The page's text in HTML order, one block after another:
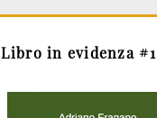
Libro in evidenza #1